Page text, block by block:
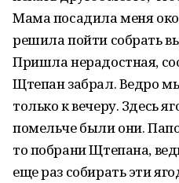
Мама посадила меня
решила пойти собрать
Пришла нерадостная,
Щтепан забрал. Ведро
только к вечеру. Здесь
помельче были они.
то побрани Щтепана,
еще раз собирать эти